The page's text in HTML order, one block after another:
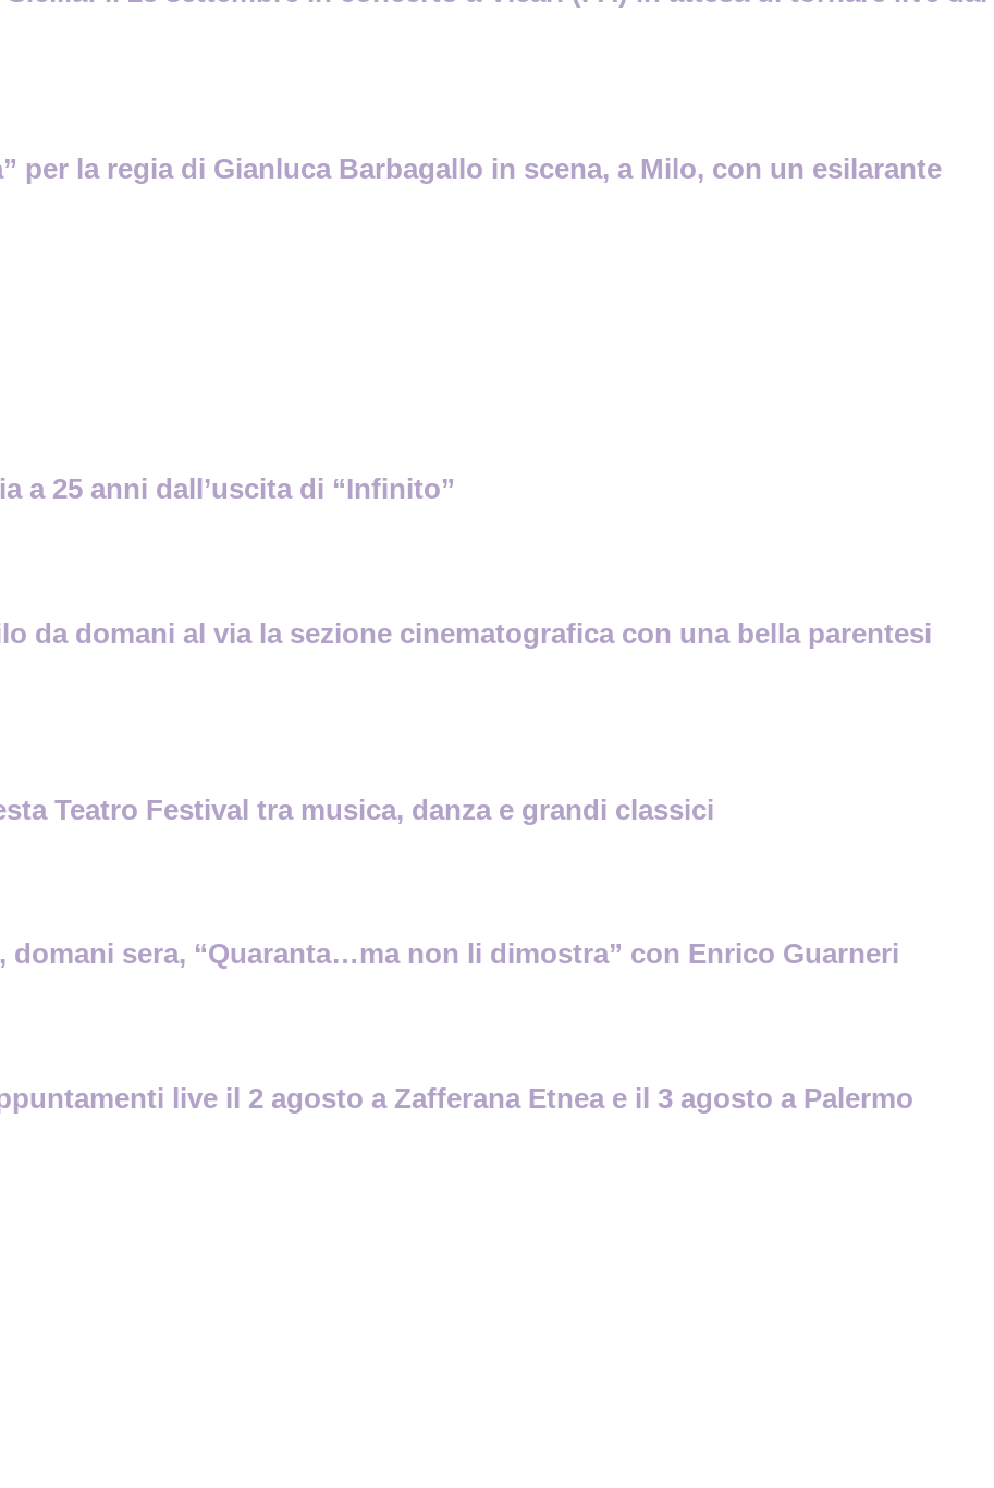
per la regia di Gianluca Barbagallo in scena, a Milo, con un esilarante
a 25 anni dall’uscita di “Infinito”
da domani al via la sezione cinematografica con una bella parentesi
Teatro Festival tra musica, danza e grandi classici
domani sera, “Quaranta…ma non li dimostra” con Enrico Guarneri
live il 2 agosto a Zafferana Etnea e il 3 agosto a Palermo